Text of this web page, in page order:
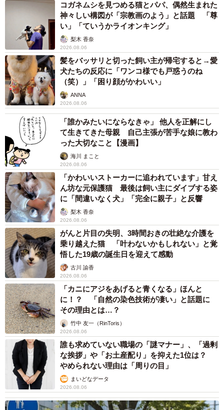
コガネムシを見つめる猫とパパ、偶然生まれた
神々しい構図が「宗教画のよう」と話題 「尊
い」「ていうかライオンキング」
梨木 香奈
2026.08.06
髪をバッサリと切った飼い主が帰宅すると→愛
犬たちの反応に「ワンコ様でも戸惑うのね
（笑）」「困り顔がかわいい」
ANNA
2026.08.06
「誰かみたいにならなきゃ」 他人を正解にし
て生きてきた母親 自己主張が苦手な娘に教わ
った大切なこと【漫画】
海川 まこと
2026.08.06
「かわいいストーカーに追われています」甘え
ん坊な元保護猫 最後は飼い主にダイブする姿
に「間違いなく犬」「完全に親子」と反響
梨木 香奈
2026.08.06
がんと片目の失明、3時間おきの壮絶な介護を
乗り越えた猫 「叶わないかもしれない」と覚
悟した19歳の誕生日を迎えて感動
古川 諭香
2026.08.06
「カニにアジをあげると青くなる」ほんと
に！？ 「自然の染色技術が凄い」と話題に
その理由とは…？
竹中 友一（RinToris）
2026.08.06
誰も求めていない職場の「謎マナー」、「過剰
な挨拶」や「お土産配り」を抑えた1位は？
やめられない理由は「周りの目」
まいどなデータ
2026.08.06